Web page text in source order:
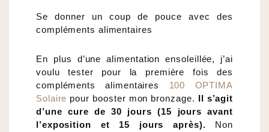
Se donner un coup de pouce avec des
compléments alimentaires
En plus d’une alimentation ensoleillée, j’ai
voulu tester pour la première fois des
compléments alimentaires 100 OPTIMA
Solaire pour booster mon bronzage. Il s’agit
d’une cure de 30 jours (15 jours avant
l’exposition et 15 jours après). Non